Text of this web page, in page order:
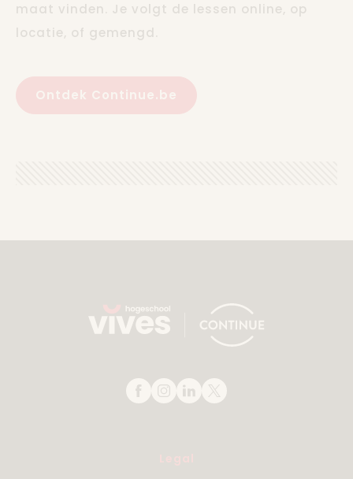
maat vinden. Je volgt de lessen online, op
locatie, of gemengd.
Ontdek Continue.be